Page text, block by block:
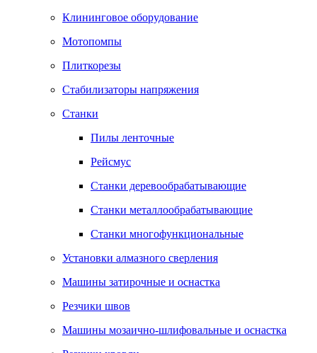
Клининговое оборудование
Мотопомпы
Плиткорезы
Стабилизаторы напряжения
Станки
Пилы ленточные
Рейсмус
Станки деревообрабатывающие
Станки металлообрабатывающие
Станки многофункциональные
Установки алмазного сверления
Машины затирочные и оснастка
Резчики швов
Машины мозаично-шлифовальные и оснастка